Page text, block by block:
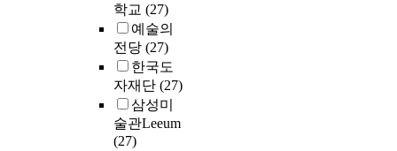
학교 (27)
예술의
전당 (27)
한국도
자재단 (27)
삼성미
술관Leeum
(27)